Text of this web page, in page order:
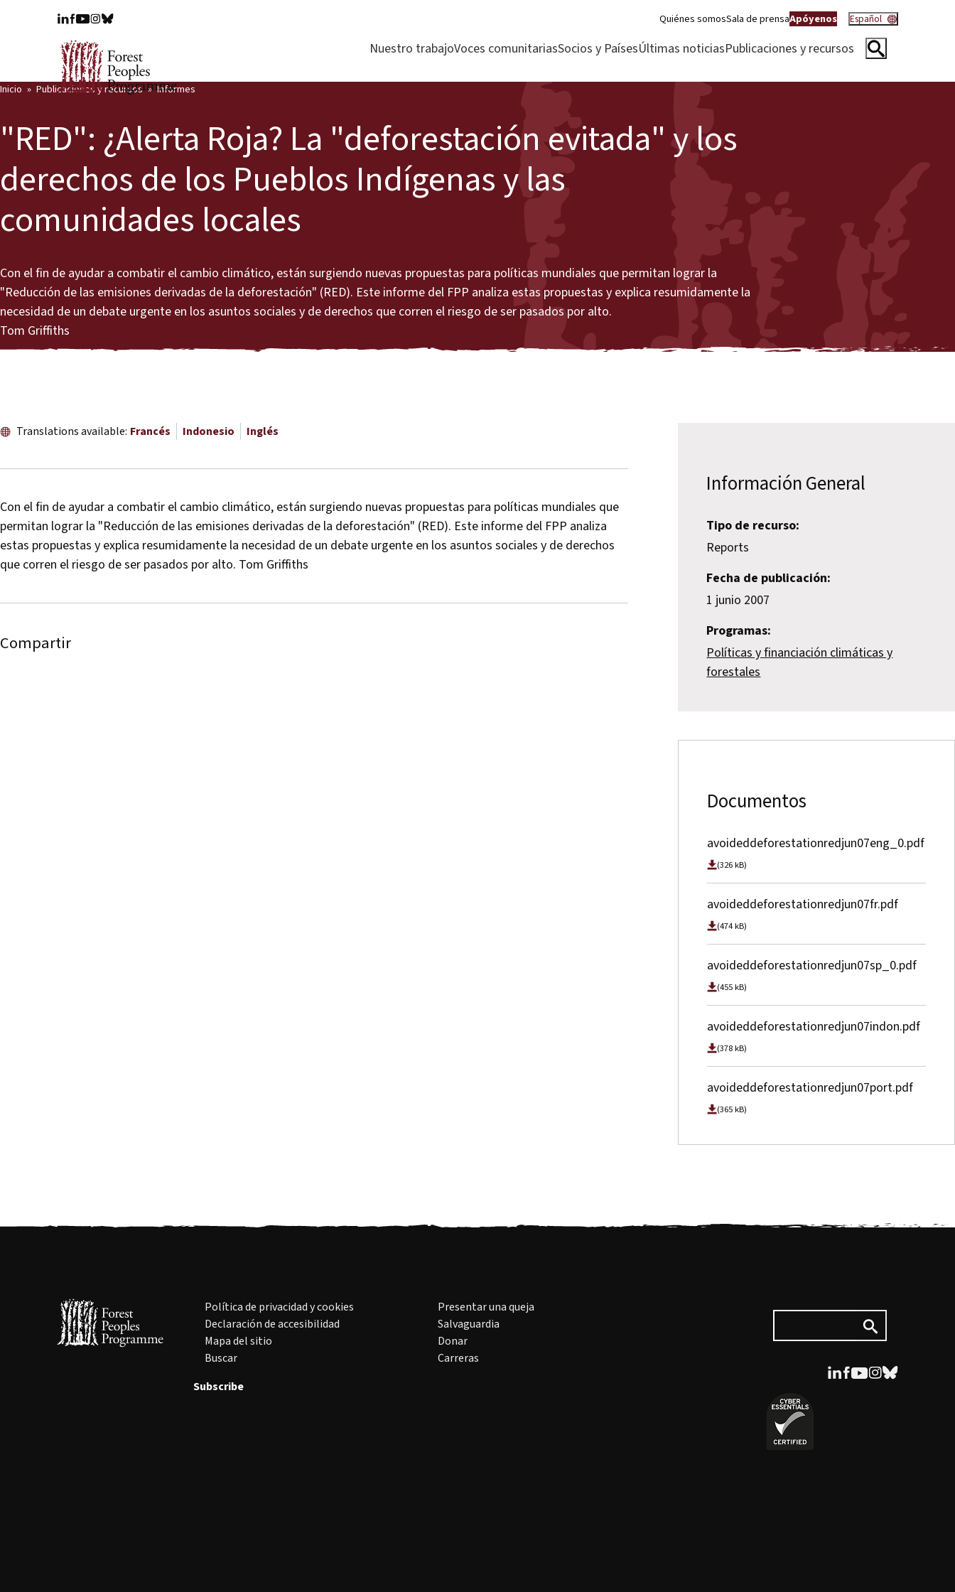
Quiénes somosSala de prensaApóyenos Español
Nuestro trabajoVoces comunitariasSocios y PaísesÚltimas noticiasPublicaciones y recursos
Inicio Publicaciones y recursos Informes
"RED": ¿Alerta Roja? La "deforestación evitada" y los
derechos de los Pueblos Indígenas y las
comunidades locales
Con el fin de ayudar a combatir el cambio climático, están surgiendo nuevas propuestas para políticas mundiales que permitan lograr la
"Reducción de las emisiones derivadas de la deforestación" (RED). Este informe del FPP analiza estas propuestas y explica resumidamente la
necesidad de un debate urgente en los asuntos sociales y de derechos que corren el riesgo de ser pasados por alto.
Tom Griffiths
Translations available: Francés Indonesio Inglés
Con el fin de ayudar a combatir el cambio climático, están surgiendo nuevas propuestas para políticas mundiales que
permitan lograr la "Reducción de las emisiones derivadas de la deforestación" (RED). Este informe del FPP analiza
estas propuestas y explica resumidamente la necesidad de un debate urgente en los asuntos sociales y de derechos
que corren el riesgo de ser pasados por alto. Tom Griffiths
Compartir
Información General
Tipo de recurso:
Reports
Fecha de publicación:
1 junio 2007
Programas:
Políticas y financiación climáticas y
forestales
Documentos
avoideddeforestationredjun07eng_0.pdf
(326 kB)
avoideddeforestationredjun07fr.pdf
(474 kB)
avoideddeforestationredjun07sp_0.pdf
(455 kB)
avoideddeforestationredjun07indon.pdf
(378 kB)
avoideddeforestationredjun07port.pdf
(365 kB)
Política de privacidad y cookies
Declaración de accesibilidad
Mapa del sitio
Buscar
Presentar una queja
Salvaguardia
Donar
Carreras
Subscribe